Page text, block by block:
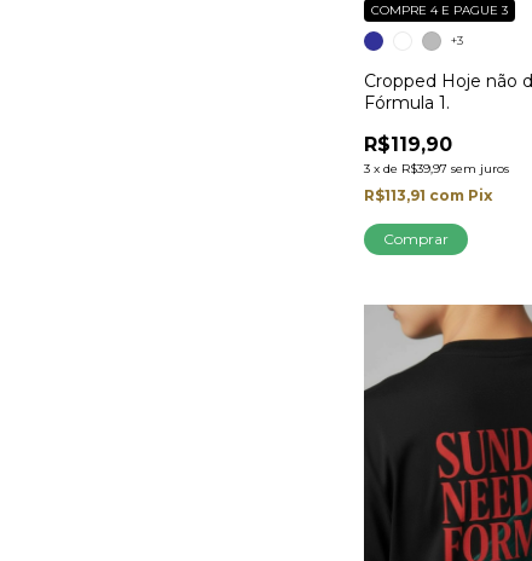
Cropped Hoje não
Fórmula 1.
R$119,90
3 x de R$39,97 sem juros
COMPRE 4 E PAGUE 3
R$113,91 com Pix
+3
Comprar